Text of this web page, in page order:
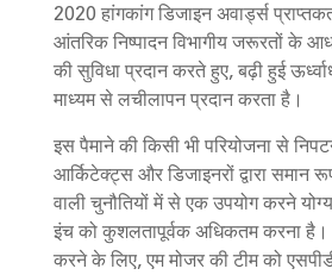
2020 हांगकांग डिजाइन अवार्ड्स
आंतरिक निष्पादन विभागीय जरूरतों के
की सुविधा प्रदान करते हुए, बढ़ी हुई
माध्यम से लचीलापन प्रदान करता है।
इस पैमाने की किसी भी परियोजना से
आर्किटेक्ट्स और डिजाइनरों द्वारा समान
वाली चुनौतियों में से एक उपयोग करने
इंच को कुशलतापूर्वक अधिकतम करना है।
करने के लिए, एम मोजर की टीम को